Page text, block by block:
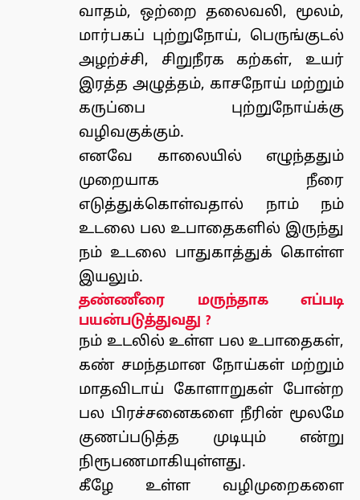
வாதம், ஒற்றை தலைவலி, மூலம்,
மார்பகப் புற்றுநோய், பெருங்குடல்
அழற்ச்சி, சிறுநீரக கற்கள், உயர்
இரத்த அழுத்தம், காசநோய் மற்றும்
கருப்பை புற்றுநோய்க்கு
வழிவகுக்கும்.
எனவே காலையில் எழுந்ததும்
முறையாக நீரை
எடுத்துக்கொள்வதால் நாம் நம்
உடலை பல உபாதைகளில் இருந்து
நம் உடலை பாதுகாத்துக் கொள்ள
இயலும்.
தண்ணீரை மருந்தாக எப்படி
பயன்படுத்துவது ?
நம் உடலில் உள்ள பல உபாதைகள்,
கண் சமந்தமான நோய்கள் மற்றும்
மாதவிடாய் கோளாறுகள் போன்ற
பல பிரச்சனைகளை நீரின் மூலமே
குணப்படுத்த முடியும் என்று
நிரூபணமாகியுள்ளது.
கீழே உள்ள வழிமுறைகளை